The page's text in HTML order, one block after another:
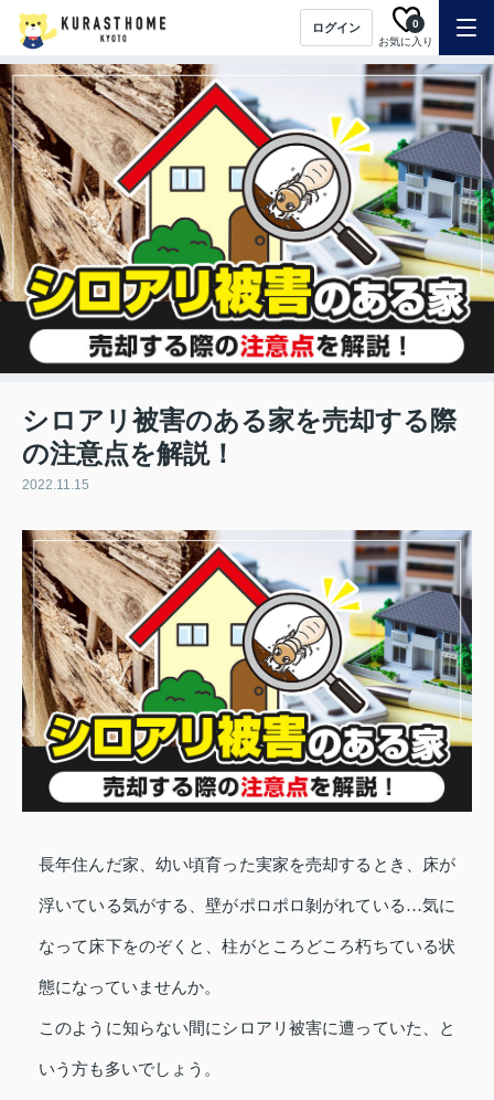
ログイン
お気に入り
0
シロアリ被害のある家を売却する際
の注意点を解説！
2022.11.15
長年住んだ家、幼い頃育った実家を売却するとき、床が
浮いている気がする、壁がポロポロ剝がれている…気に
なって床下をのぞくと、柱がところどころ朽ちている状
態になっていませんか。
このように知らない間にシロアリ被害に遭っていた、と
いう方も多いでしょう。